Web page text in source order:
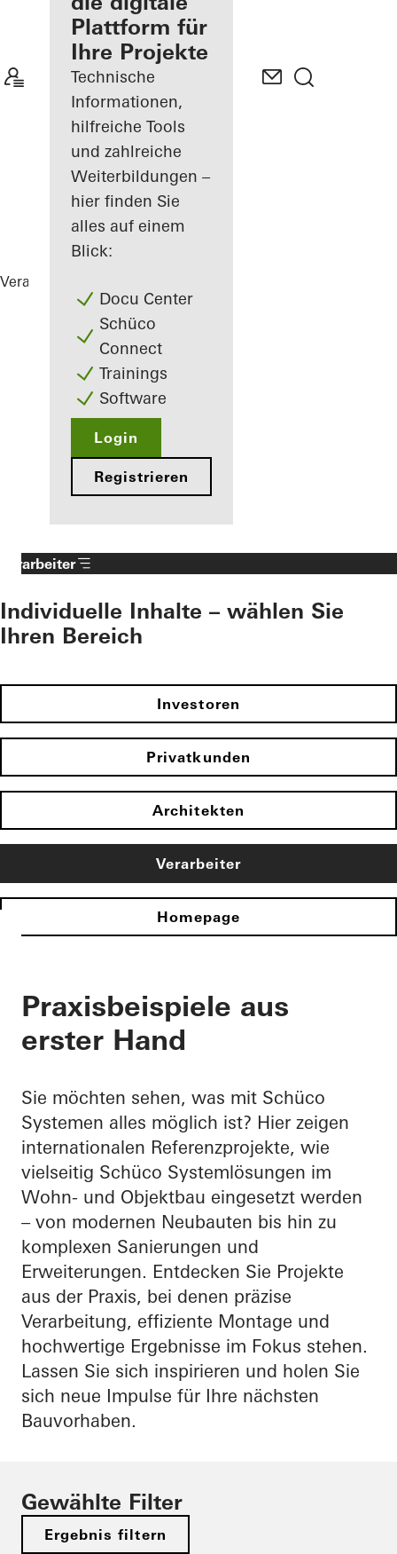
Mein
Arbeitsplatz
kennenlernen
Plattform für
Ihre Projekte
Technische
Informationen,
hilfreiche Tools
und zahlreiche
Weiterbildungen –
hier finden Sie
alles auf einem
Blick:
Docu Center
Schüco
Connect
Trainings
Software
Login
Registrieren
Verarbeiter
Verarbeiter
Individuelle Inhalte – wählen Sie
Ihren Bereich
Investoren
Privatkunden
Architekten
Verarbeiter
Homepage
Praxisbeispiele aus
erster Hand
Sie möchten sehen, was mit Schüco
Systemen alles möglich ist? Hier zeigen
internationalen Referenzprojekte, wie
vielseitig Schüco Systemlösungen im
Wohn- und Objektbau eingesetzt werden
– von modernen Neubauten bis hin zu
komplexen Sanierungen und
Erweiterungen. Entdecken Sie Projekte
aus der Praxis, bei denen präzise
Verarbeitung, effiziente Montage und
hochwertige Ergebnisse im Fokus stehen.
Lassen Sie sich inspirieren und holen Sie
sich neue Impulse für Ihre nächsten
Bauvorhaben.
Gewählte Filter
Ergebnis filtern